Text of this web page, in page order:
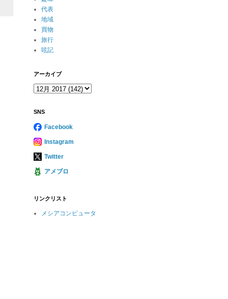
代表
地域
買物
旅行
呟記
アーカイブ
SNS
Facebook
Instagram
Twitter
アメブロ
リンクリスト
メシアコンピュータ